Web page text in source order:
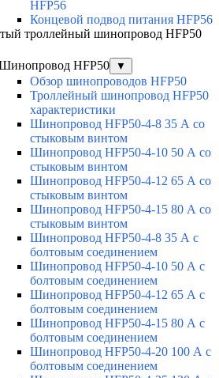
HFP56
Концевой подвод питания HFP56
троллейный шинопровод HFP50
HFP50 ▼
Обзор шинопроводов HFP50
Троллейный шинопровод HFP50
характеристики
Шинопровод HFP50-4-8 35 А со
стыковым винтом
Шинопровод HFP50-4-10 50 А со
стыковым винтом
Шинопровод HFP50-4-12 65 А со
стыковым винтом
Шинопровод HFP50-4-15 80 А со
стыковым винтом
Шинопровод HFP50-4-8 35 А с
болтовым соединением
Шинопровод HFP50-4-10 50 А с
болтовым соединением
Шинопровод HFP50-4-12 65 А с
болтовым соединением
Шинопровод HFP50-4-15 80 А с
болтовым соединением
Шинопровод HFP50-4-20 100 А с
болтовым соединением